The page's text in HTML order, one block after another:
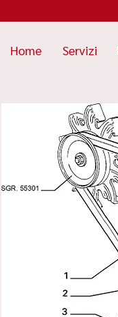
Home Servizi